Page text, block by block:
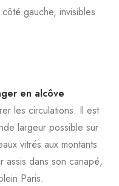
gauche, invisibles
en alcôve
les circulations. Il est
largeur possible sur
vitrés aux montants
assis dans son canapé,
Paris.